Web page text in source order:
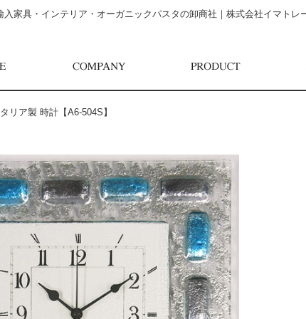
家具・インテリア・オーガニックパスタの卸商社｜株式会社イマトレ
リア製 時計【A6-504S】